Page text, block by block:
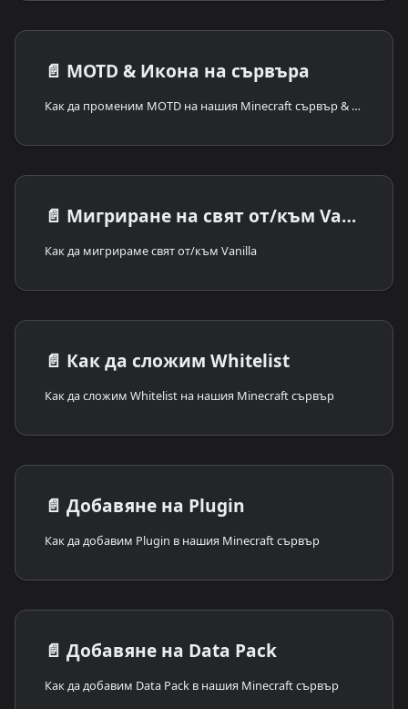
📄️ MOTD & Икона на сървъра
Как да променим MOTD на нашия Minecraft сървър & Как да добавим Server-Icon на нашия Minecraft сървър
📄️ Мигриране на свят от/към Vanilla
Как да мигрираме свят от/към Vanilla
📄️ Как да сложим Whitelist
Как да сложим Whitelist на нашия Minecraft сървър
📄️ Добавяне на Plugin
Как да добавим Plugin в нашия Minecraft сървър
📄️ Добавяне на Data Pack
Как да добавим Data Pack в нашия Minecraft сървър